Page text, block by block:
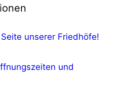
unserer Friedhöfe!
und